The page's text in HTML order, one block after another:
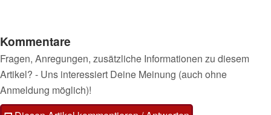
Kommentare
Fragen, Anregungen, zusätzliche Informationen zu diesem
Artikel? - Uns interessiert Deine Meinung (auch ohne
Anmeldung möglich)!